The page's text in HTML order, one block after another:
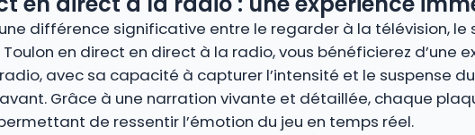
différence significative entre le regarder à la télévision, le
en direct en direct à la radio, vous bénéficierez d’une
avec sa capacité à capturer l’intensité et le suspense
Grâce à une narration vivante et détaillée, chaque
de ressentir l’émotion du jeu en temps réel.